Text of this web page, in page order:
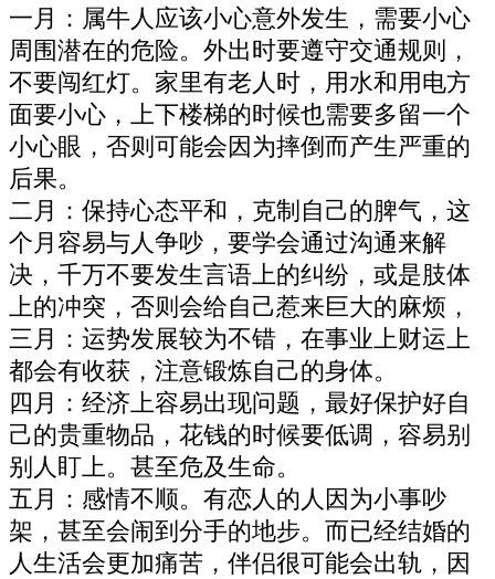
一月：属牛人应该小心意外发生，需要小心
周围潜在的危险。外出时要遵守交通规则，
不要闯红灯。家里有老人时，用水和用电方
面要小心，上下楼梯的时候也需要多留一个
小心眼，否则可能会因为摔倒而产生严重的
后果。
二月：保持心态平和，克制自己的脾气，这
个月容易与人争吵，要学会通过沟通来解
决，千万不要发生言语上的纠纷，或是肢体
上的冲突，否则会给自己惹来巨大的麻烦，
三月：运势发展较为不错，在事业上财运上
都会有收获，注意锻炼自己的身体。
四月：经济上容易出现问题，最好保护好自
己的贵重物品，花钱的时候要低调，容易别
别人盯上。甚至危及生命。
五月：感情不顺。有恋人的人因为小事吵
架，甚至会闹到分手的地步。而已经结婚的
人生活会更加痛苦，伴侣很可能会出轨，因